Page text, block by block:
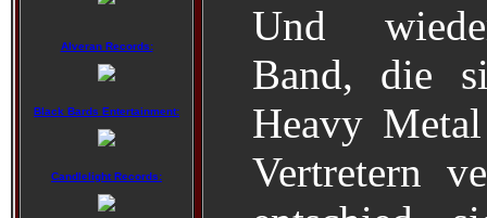
Alveran Records:
Black Bards Entertainment:
Candlelight Records:
Und
Band, die
Heavy
Vertretern